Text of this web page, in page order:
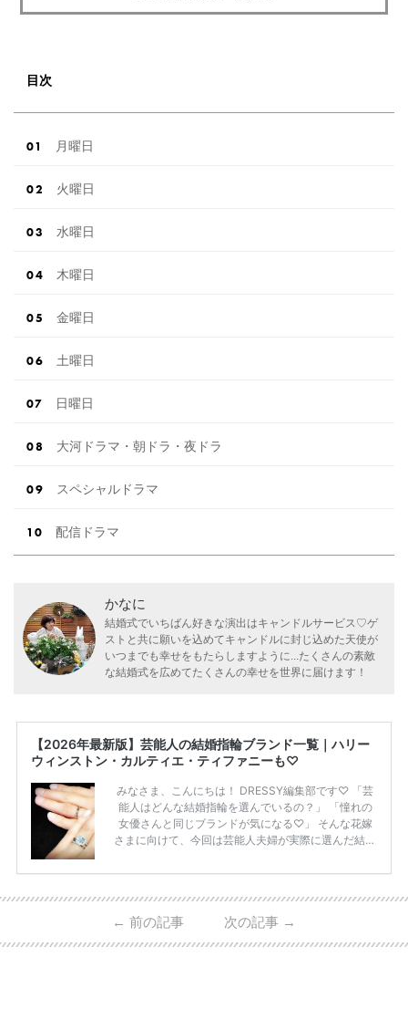
目次
月曜日
火曜日
水曜日
木曜日
金曜日
土曜日
日曜日
大河ドラマ・朝ドラ・夜ドラ
スペシャルドラマ
配信ドラマ
かなに
結婚式でいちばん好きな演出はキャンドルサービス♡ゲ
ストと共に願いを込めてキャンドルに封じ込めた天使が
いつまでも幸せをもたらしますように...たくさんの素敵
な結婚式を広めてたくさんの幸せを世界に届けます！
【2026年最新版】芸能人の結婚指輪ブランド一覧｜ハリー
ウィンストン・カルティエ・ティファニーも♡
みなさま、こんにちは！ DRESSY編集部です♡ 「芸
能人はどんな結婚指輪を選んでいるの？」 「憧れの
女優さんと同じブランドが気になる♡」 そんな花嫁
さまに向けて、今回は芸能人夫婦が実際に選んだ結婚
ーウィンストンやカルティエ、ティファニーなど世界
日本で人気のブランドまで幅広くご紹介。 さらに、
・愛用している芸能人夫婦 ・リングの特徴や魅力 ・
← 前の記事 次の記事 →